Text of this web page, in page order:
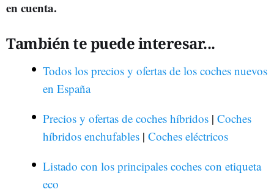
en cuenta.
También te puede interesar...
Todos los precios y ofertas de los coches nuevos
en España
Precios y ofertas de coches híbridos | Coches
híbridos enchufables | Coches eléctricos
Listado con los principales coches con etiqueta
eco